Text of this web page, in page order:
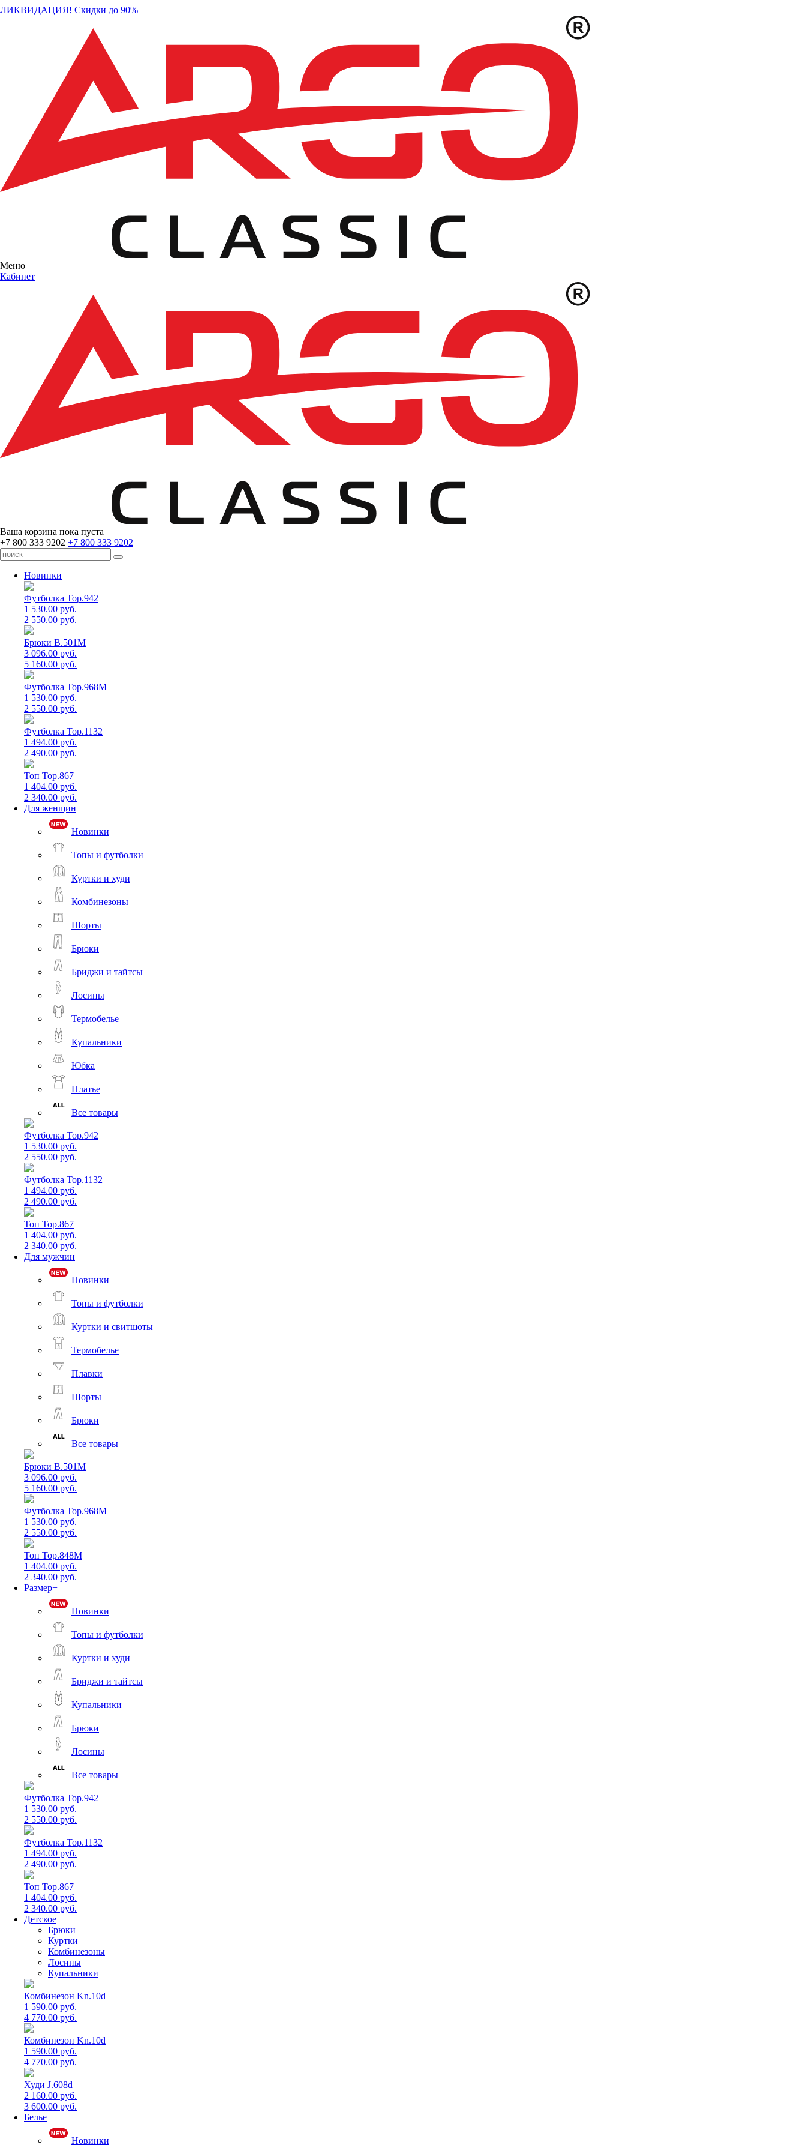
ЛИКВИДАЦИЯ! Скидки до 90%
Меню
Кабинет
Ваша корзина пока пуста
+7 800 333 9202 +7 800 333 9202
Новинки
Футболка Top.942
1 530.00 руб.
2 550.00 руб.
Брюки B.501M
3 096.00 руб.
5 160.00 руб.
Футболка Top.968M
1 530.00 руб.
2 550.00 руб.
Футболка Top.1132
1 494.00 руб.
2 490.00 руб.
Топ Top.867
1 404.00 руб.
2 340.00 руб.
Для женщин
Новинки
Топы и футболки
Куртки и худи
Комбинезоны
Шорты
Брюки
Бриджи и тайтсы
Лосины
Термобелье
Купальники
Юбка
Платье
Все товары
Футболка Top.942
1 530.00 руб.
2 550.00 руб.
Футболка Top.1132
1 494.00 руб.
2 490.00 руб.
Топ Top.867
1 404.00 руб.
2 340.00 руб.
Для мужчин
Новинки
Топы и футболки
Куртки и свитшоты
Термобелье
Плавки
Шорты
Брюки
Все товары
Брюки B.501M
3 096.00 руб.
5 160.00 руб.
Футболка Top.968M
1 530.00 руб.
2 550.00 руб.
Топ Top.848M
1 404.00 руб.
2 340.00 руб.
Размер+
Новинки
Топы и футболки
Куртки и худи
Бриджи и тайтсы
Купальники
Брюки
Лосины
Все товары
Футболка Top.942
1 530.00 руб.
2 550.00 руб.
Футболка Top.1132
1 494.00 руб.
2 490.00 руб.
Топ Top.867
1 404.00 руб.
2 340.00 руб.
Детское
Брюки
Куртки
Комбинезоны
Лосины
Купальники
Комбинезон Kn.10d
1 590.00 руб.
4 770.00 руб.
Комбинезон Kn.10d
1 590.00 руб.
4 770.00 руб.
Худи J.608d
2 160.00 руб.
3 600.00 руб.
Белье
Новинки